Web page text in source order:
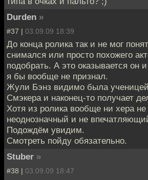
Durden »
#37 | 03.09.09 18:39
До конца ролика так и не мог
снимался или просто похожего
подобрать. А это оказывается он
я бы вообще не признал.
Жули Бэнз видимо была
Смэкера и наконец-то получает
Хотя из ролика вообще ни хера
неоднозначный и не
Подождём увидим.
Смотреть пойду обязательно.
Stuber »
#38 | 03.09.09 18:47